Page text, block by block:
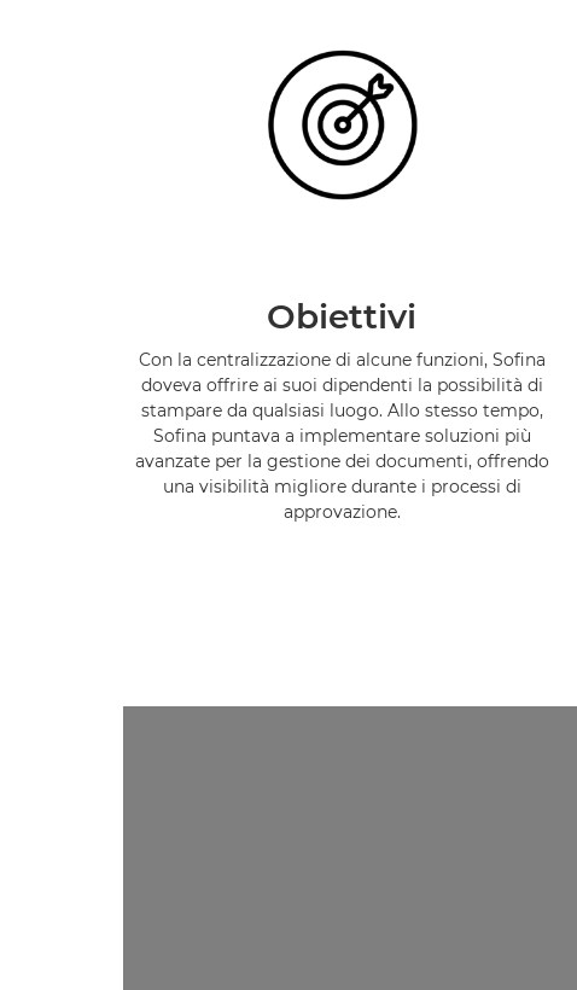
Obiettivi
Con la centralizzazione di alcune funzioni, Sofina
doveva offrire ai suoi dipendenti la possibilità di
stampare da qualsiasi luogo. Allo stesso tempo,
Sofina puntava a implementare soluzioni più
avanzate per la gestione dei documenti, offrendo
una visibilità migliore durante i processi di
approvazione.